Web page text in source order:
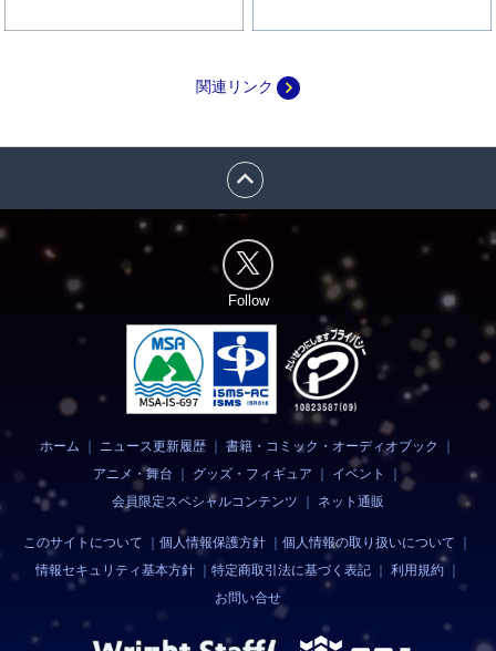
関連リンク navigate_next
expand_less
Follow
ホーム ニュース更新履歴 ｜書籍・コミック・オーディオブック
アニメ・舞台
グッズ・フィギュア イベント
｜
会員限定スペシャルコンテンツ
ネット通販
このサイトについて ｜個人情報保護方針 ｜個人情報の取り扱いについて
｜
情報セキュリティ基本方針｜ 特定商取引法に基づく表記｜ 利用規約｜
お問い合せ